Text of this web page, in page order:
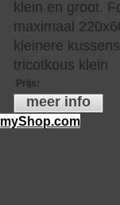
klein en groot.
maximaal
kleinere
tricotkous klein
Prijs:
meer info
myShop.com